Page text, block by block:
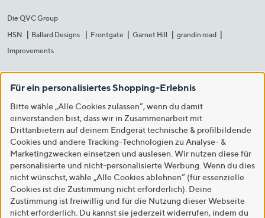
Die QVC Group
HSN
Ballard Designs Frontgate Garnet Hill
grandin road
Improvements
Für ein personalisiertes Shopping-Erlebnis
Bitte wähle „Alle Cookies zulassen“, wenn du damit
einverstanden bist, dass wir in Zusammenarbeit mit
Drittanbietern auf deinem Endgerät technische & profilbildende
Cookies und andere Tracking-Technologien zu Analyse- &
Marketingzwecken einsetzen und auslesen. Wir nutzen diese für
personalisierte und nicht-personalisierte Werbung. Wenn du dies
nicht wünschst, wähle „Alle Cookies ablehnen“ (für essenzielle
Cookies ist die Zustimmung nicht erforderlich). Deine
Zustimmung ist freiwillig und für die Nutzung dieser Webseite
nicht erforderlich. Du kannst sie jederzeit widerrufen, indem du